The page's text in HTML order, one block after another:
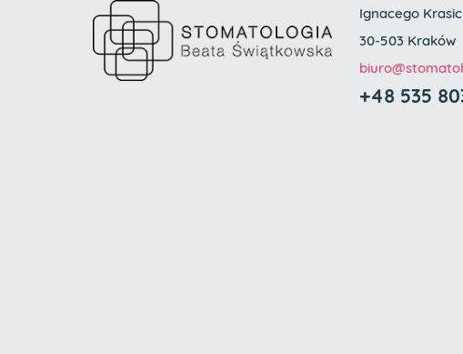
Ignacego
30-503 Kraków
biuro
+48 535